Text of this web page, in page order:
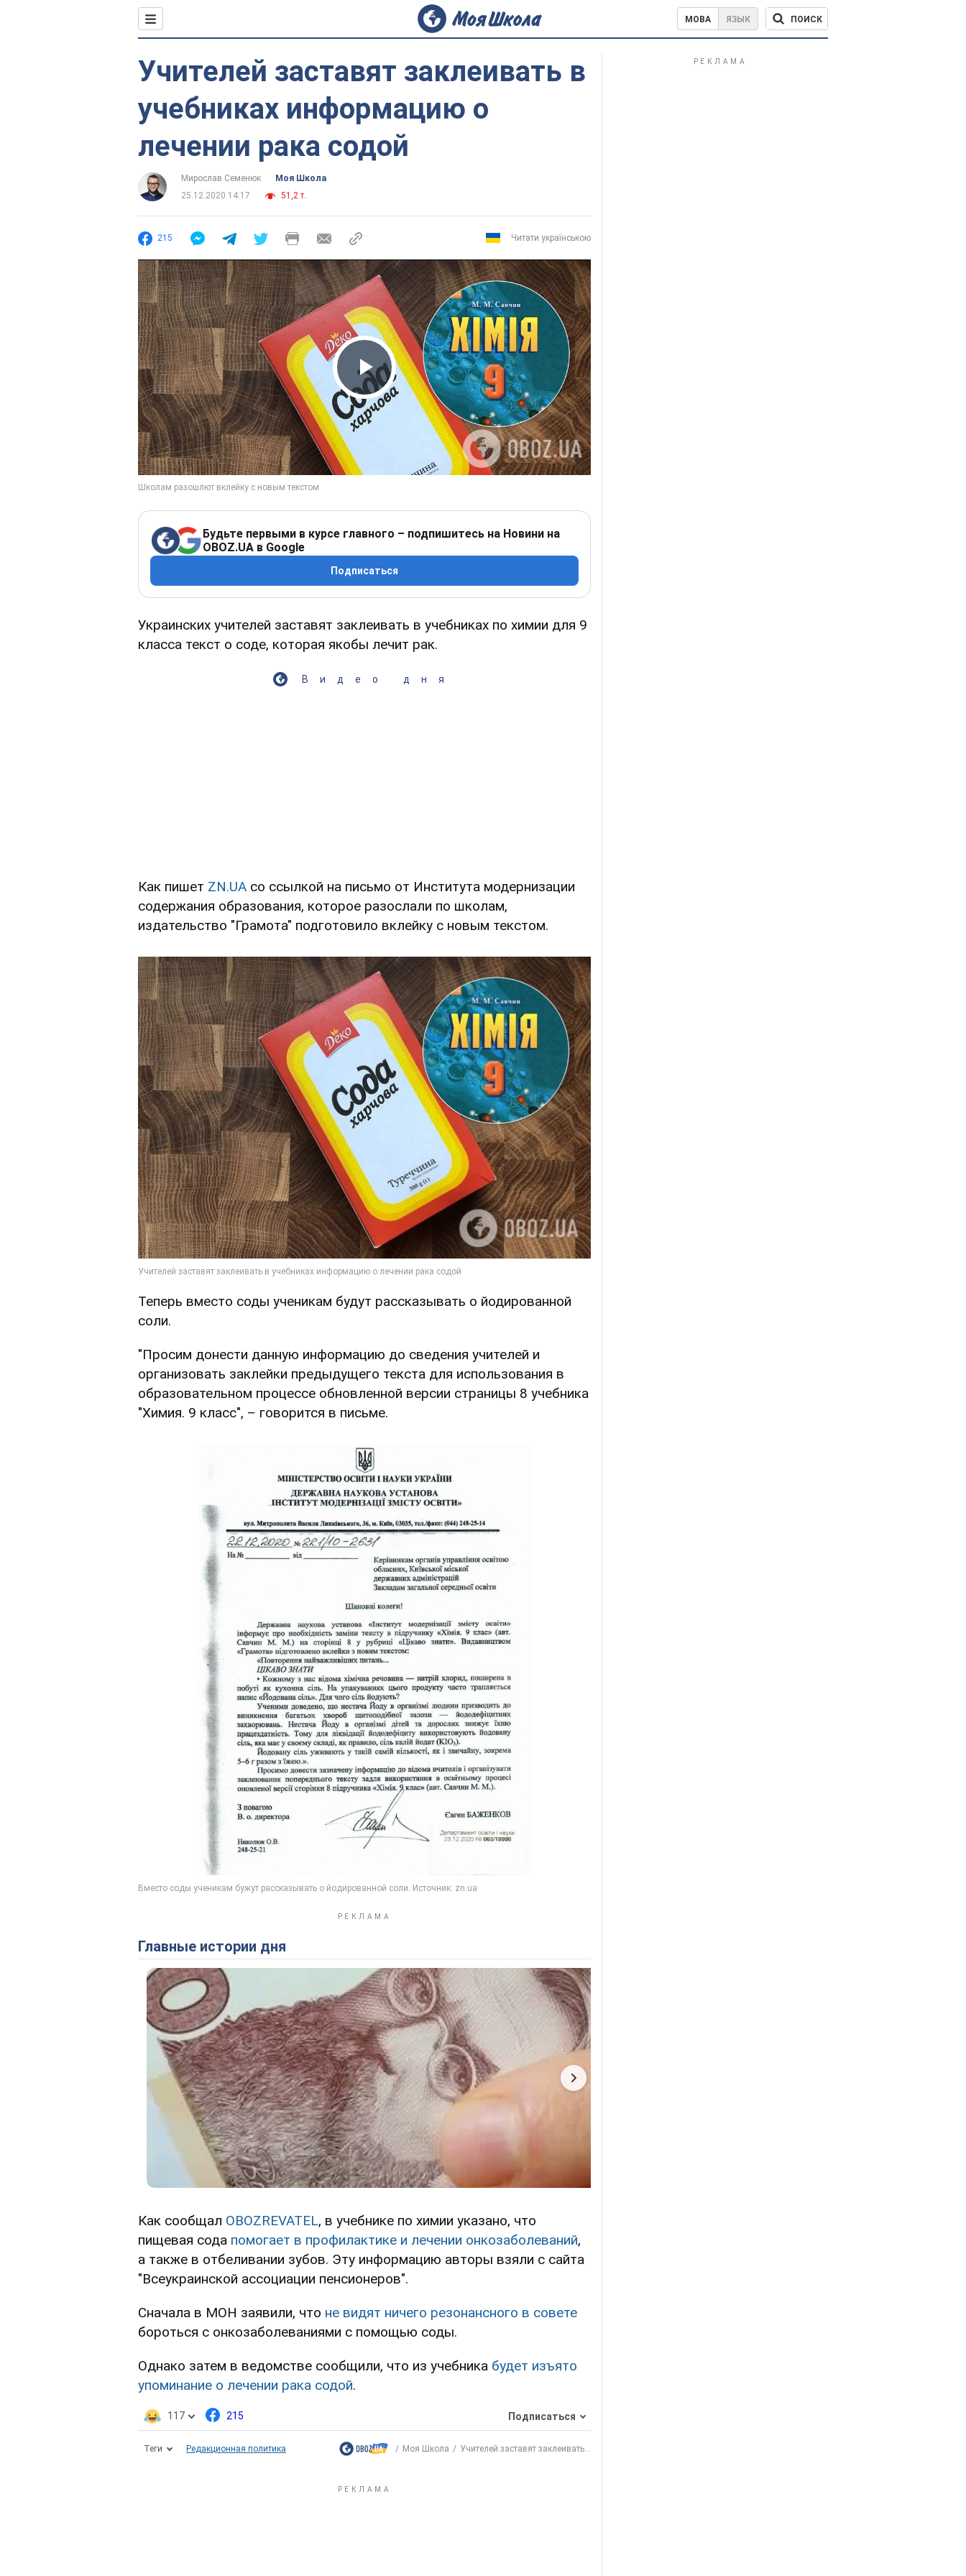
МОВА ЯЗЫК ПОИСК
Учителей заставят заклеивать в
учебниках информацию о
лечении рака содой
Мирослав Семенюк
Моя Школа
25.12.2020 14:17
51,2 т.
215 Читати українською
Play Video
Будьте первыми в курсе главного – подпишитесь на Новини на
OBOZ.UA в Google
Подписаться
Украинских учителей заставят заклеивать в учебниках по химии для 9
класса текст о соде, которая якобы лечит рак.
Видео дня
Как пишет ZN.UA со ссылкой на письмо от Института модернизации
содержания образования, которое разослали по школам,
издательство "Грамота" подготовило вклейку с новым текстом.
Теперь вместо соды ученикам будут рассказывать о йодированной
соли.
"Просим донести данную информацию до сведения учителей и
организовать заклейки предыдущего текста для использования в
образовательном процессе обновленной версии страницы 8 учебника
"Химия. 9 класс", – говорится в письме.
Главные истории дня
Как сообщал OBOZREVATEL, в учебнике по химии указано, что
пищевая сода помогает в профилактике и лечении онкозаболеваний,
а также в отбеливании зубов. Эту информацию авторы взяли с сайта
"Всеукраинской ассоциации пенсионеров".
Сначала в МОН заявили, что не видят ничего резонансного в совете
бороться с онкозаболеваниями с помощью соды.
Однако затем в ведомстве сообщили, что из учебника будет изъято
упоминание о лечении рака содой.
117 215 Подписаться
Теги Редакционная политика Моя Школа Учителей заставят заклеивать...